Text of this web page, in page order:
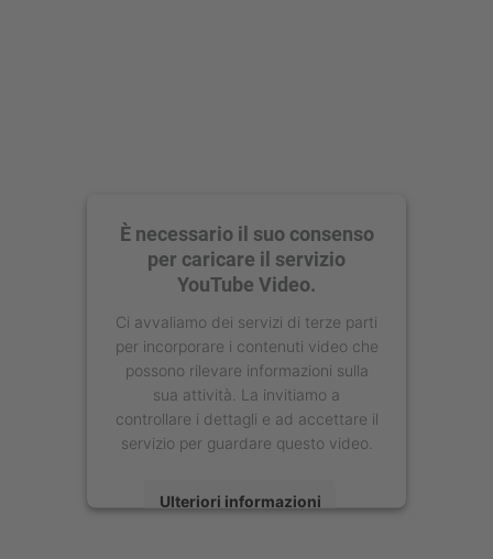
È necessario il suo consenso
per caricare il servizio
YouTube Video.
Ci avvaliamo dei servizi di terze parti
per incorporare i contenuti video che
possono rilevare informazioni sulla
sua attività. La invitiamo a
controllare i dettagli e ad accettare il
servizio per guardare questo video.
Ulteriori informazioni